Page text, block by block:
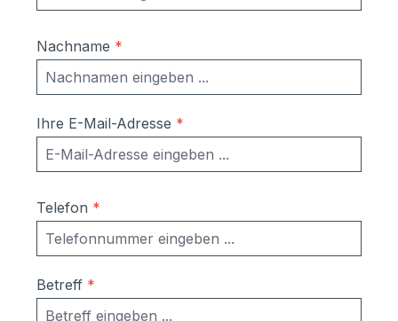
Nachname *
Ihre E-Mail-Adresse *
Telefon *
Betreff *